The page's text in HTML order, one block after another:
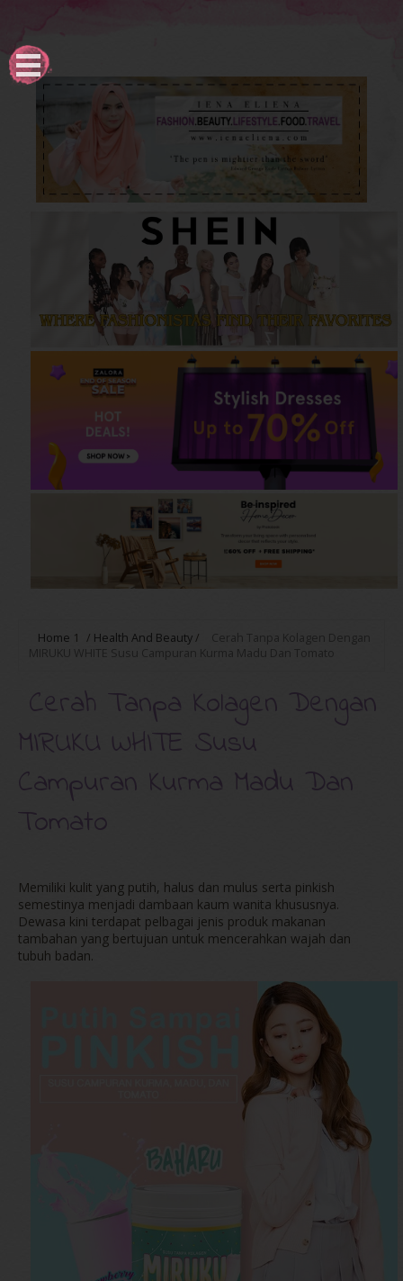
Home 1 / Health And Beauty/
Cerah Tanpa Kolagen Dengan
MIRUKU WHITE Susu Campuran Kurma Madu Dan Tomato
Cerah Tanpa Kolagen Dengan
MIRUKU WHITE Susu
Campuran Kurma Madu Dan
Tomato
Memiliki kulit yang putih, halus dan mulus serta pinkish
semestinya menjadi dambaan kaum wanita khususnya.
Dewasa kini terdapat pelbagai jenis produk makanan
tambahan yang bertujuan untuk mencerahkan wajah dan
tubuh badan.